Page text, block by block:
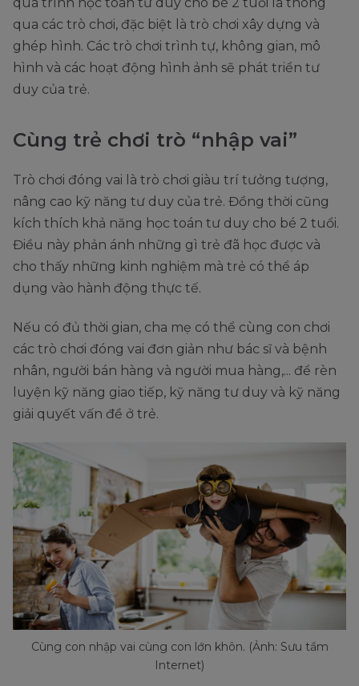
qua các trò chơi, đặc biệt là trò chơi xây dựng và
ghép hình. Các trò chơi trình tự, không gian, mô
hình và các hoạt động hình ảnh sẽ phát triển tư
duy của trẻ.
Cùng trẻ chơi trò “nhập vai”
Trò chơi đóng vai là trò chơi giàu trí tưởng tượng,
nâng cao kỹ năng tư duy của trẻ. Đồng thời cũng
kích thích khả năng học toán tư duy cho bé 2 tuổi.
Điều này phản ánh những gì trẻ đã học được và
cho thấy những kinh nghiệm mà trẻ có thể áp
dụng vào hành động thực tế.
Nếu có đủ thời gian, cha mẹ có thể cùng con chơi
các trò chơi đóng vai đơn giản như bác sĩ và bệnh
nhân, người bán hàng và người mua hàng,... để rèn
luyện kỹ năng giao tiếp, kỹ năng tư duy và kỹ năng
giải quyết vấn đề ở trẻ.
Cùng con nhập vai cùng con lớn khôn. (Ảnh: Sưu tầm
Internet)